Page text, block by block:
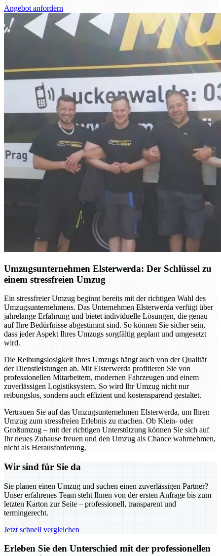
Angebot anfordern
Umzugsunternehmen Elsterwerda: Der Schlüssel zu
einem stressfreien Umzug
Ein stressfreier Umzug beginnt bereits mit der richtigen Wahl des
Umzugsunternehmens. Das Unternehmen Elsterwerda verfügt über
jahrelange Erfahrung und bietet individuelle Lösungen, die genau
auf Ihre Bedürfnisse abgestimmt sind. So können Sie sicher sein,
dass jeder Aspekt Ihres Umzugs sorgfältig geplant und umgesetzt
wird.
Die Reibungslosigkeit Ihres Umzugs hängt auch von der Qualität
der Dienstleistungen ab. Mit Elsterwerda profitieren Sie von
professionellen Mitarbeitern, modernen Fahrzeugen und einem
zuverlässigen Logistiksystem. So wird Ihr Umzug nicht nur
reibungslos, sondern auch effizient und kostensparend gestaltet.
Vertrauen Sie auf das Umzugsunternehmen Elsterwerda, um Ihren
Umzug zum stressfreien Erlebnis zu machen. Ob Klein- oder
Großumzug – mit der richtigen Unterstützung können Sie sich auf
Ihr neues Zuhause freuen und den Umzug als Chance wahrnehmen,
nicht als Herausforderung.
Wir sind für Sie da
Sie planen einen Umzug und suchen einen zuverlässigen Partner?
Unser erfahrenes Team steht Ihnen von der ersten Anfrage bis zum
letzten Karton zur Seite – professionell, transparent und
termingerecht.
Jetzt schnell vergleichen
Erleben Sie den Unterschied mit der professionellen